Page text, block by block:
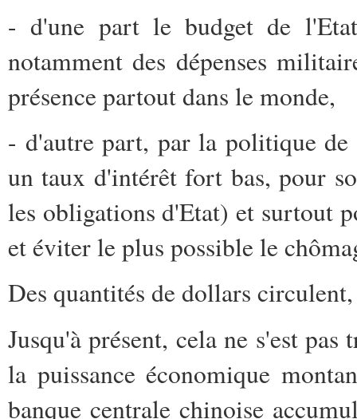
- d'une part le budget de
notamment des dépenses
présence partout dans le monde,
- d'autre part, par la politique
un taux d'intérêt fort bas, pour
les obligations d'Etat) et surtout
et éviter le plus possible le
Des quantités de dollars
Jusqu'à présent, cela ne s'est
la puissance économique
banque centrale chinoise